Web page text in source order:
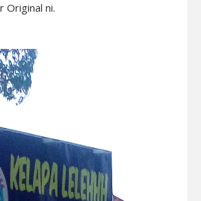
Original ni.